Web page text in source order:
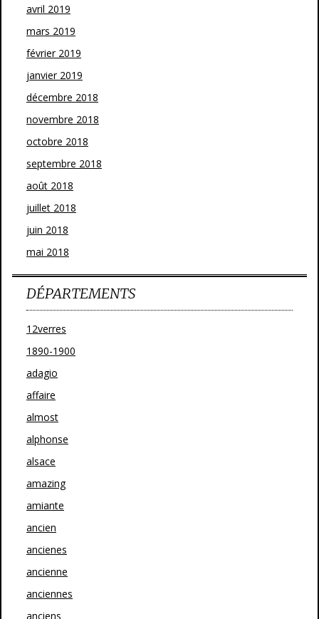
avril 2019
mars 2019
février 2019
janvier 2019
décembre 2018
novembre 2018
octobre 2018
septembre 2018
août 2018
juillet 2018
juin 2018
mai 2018
DÉPARTEMENTS
12verres
1890-1900
adagio
affaire
almost
alphonse
alsace
amazing
amiante
ancien
ancienes
ancienne
anciennes
anciens